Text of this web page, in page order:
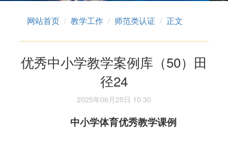
网站首页 教学工作 师范类认证 正文
优秀中小学教学案例库（50）田
径24
2025年06月25日 10:30
中小学体育优秀教学课例